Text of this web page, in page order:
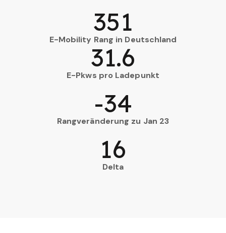
E-Mobility Rang in Deutschland
351
E-Pkws pro Ladepunkt
31.6
Rangveränderung zu Jan 23
-34
Delta
16